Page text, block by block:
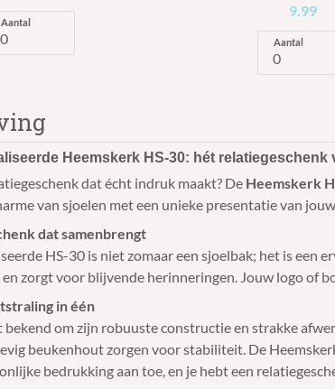
Aantal
9.99
Aantal
Heemskerk HS-30: hét relatiegeschenk
dat écht indruk maakt? De Heemskerk
van sjoelen met een unieke presentatie van
dat samenbrengt
HS-30 is niet zomaar een sjoelbak; het is
en zorgt voor blijvende herinneringen. Jouw logo of
in één
bekend om zijn robuuste constructie en strakke
beukenhout zorgen voor stabiliteit. De
bedrukking aan toe, en je hebt een